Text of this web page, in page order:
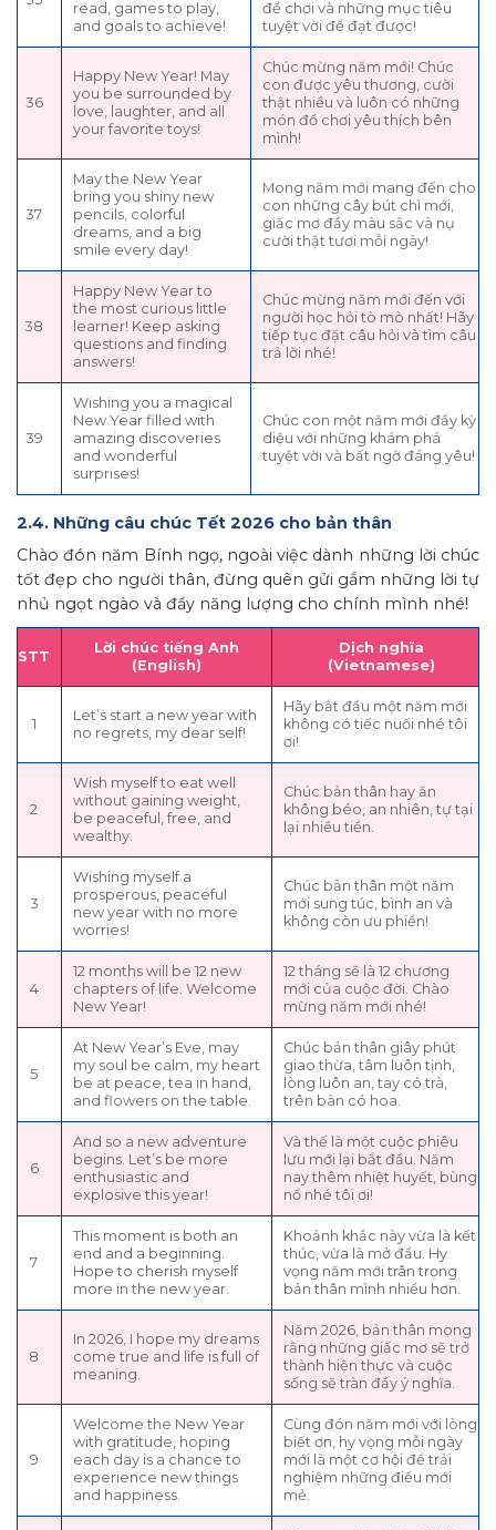
read, games to play,
and goals to achieve!
để chơi và những mục tiêu
tuyệt vời để đạt được!
36
Happy New Year! May
you be surrounded by
love, laughter, and all
your favorite toys!
Chúc mừng năm mới! Chúc
con được yêu thương, cười
thật nhiều và luôn có những
món đồ chơi yêu thích bên
mình!
37
May the New Year
bring you shiny new
pencils, colorful
dreams, and a big
smile every day!
Mong năm mới mang đến cho
con những cây bút chì mới,
giấc mơ đầy màu sắc và nụ
cười thật tươi mỗi ngày!
38
Happy New Year to
the most curious little
learner! Keep asking
questions and finding
answers!
Chúc mừng năm mới đến với
người học hỏi tò mò nhất! Hãy
tiếp tục đặt câu hỏi và tìm câu
trả lời nhé!
39
Wishing you a magical
New Year filled with
amazing discoveries
and wonderful
surprises!
Chúc con một năm mới đầy kỳ
diệu với những khám phá
tuyệt vời và bất ngờ đáng yêu!
2.4. Những câu chúc Tết 2026 cho bản thân
Chào đón năm Bính ngọ, ngoài việc dành những lời chúc
tốt đẹp cho người thân, đừng quên gửi gắm những lời tự
nhủ ngọt ngào và đầy năng lượng cho chính mình nhé!
STT
Lời chúc tiếng Anh
(English)
Dịch nghĩa
(Vietnamese)
1
Let’s start a new year with
no regrets, my dear self!
Hãy bắt đầu một năm mới
không có tiếc nuối nhé tôi
ơi!
2
Wish myself to eat well
without gaining weight,
be peaceful, free, and
wealthy.
Chúc bản thân hay ăn
không béo, an nhiên, tự tại
lại nhiều tiền.
3
Wishing myself a
prosperous, peaceful
new year with no more
worries!
Chúc bản thân một năm
mới sung túc, bình an và
không còn ưu phiền!
4
12 months will be 12 new
chapters of life. Welcome
New Year!
12 tháng sẽ là 12 chương
mới của cuộc đời. Chào
mừng năm mới nhé!
5
At New Year’s Eve, may
my soul be calm, my heart
be at peace, tea in hand,
and flowers on the table.
Chúc bản thân giây phút
giao thừa, tâm luôn tịnh,
lòng luôn an, tay có trà,
trên bàn có hoa.
6
And so a new adventure
begins. Let’s be more
enthusiastic and
explosive this year!
Và thế là một cuộc phiêu
lưu mới lại bắt đầu. Năm
nay thêm nhiệt huyết, bùng
nổ nhé tôi ơi!
7
This moment is both an
end and a beginning.
Hope to cherish myself
more in the new year.
Khoảnh khắc này vừa là kết
thúc, vừa là mở đầu. Hy
vọng năm mới trân trọng
bản thân mình nhiều hơn.
8
In 2026, I hope my dreams
come true and life is full of
meaning.
Năm 2026, bản thân mong
rằng những giấc mơ sẽ trở
thành hiện thực và cuộc
sống sẽ tràn đầy ý nghĩa.
9
Welcome the New Year
with gratitude, hoping
each day is a chance to
experience new things
and happiness.
Cùng đón năm mới với lòng
biết ơn, hy vọng mỗi ngày
mới là một cơ hội để trải
nghiệm những điều mới
mẻ.